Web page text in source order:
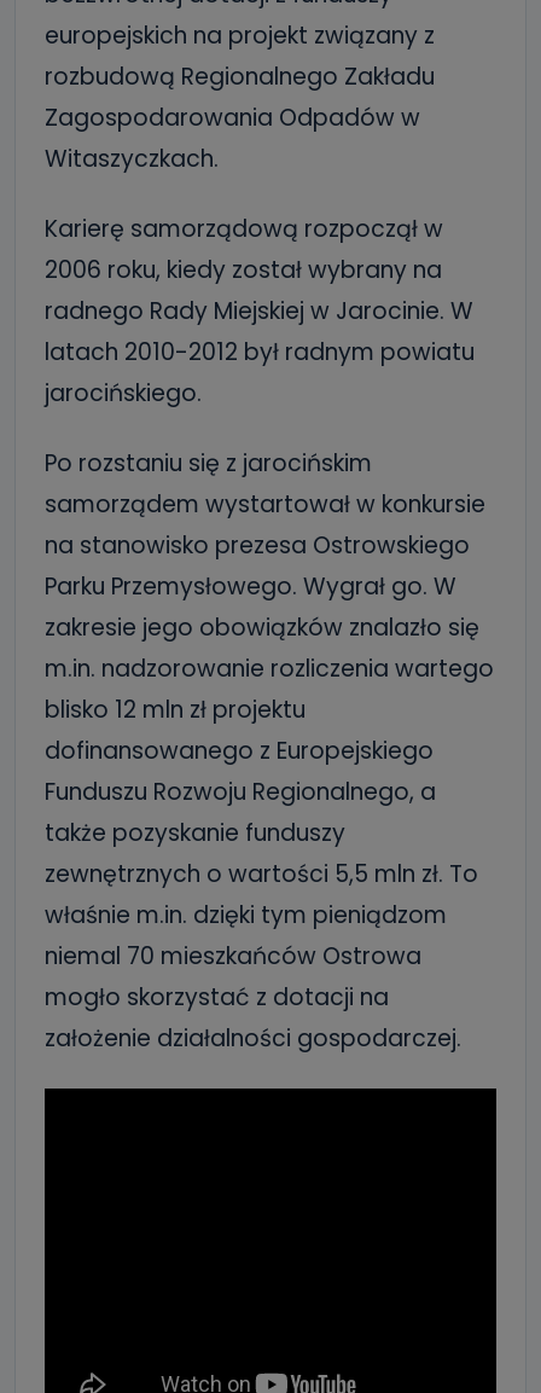
europejskich na projekt związany z
rozbudową Regionalnego Zakładu
Zagospodarowania Odpadów w
Witaszyczkach.
Karierę samorządową rozpoczął w
2006 roku, kiedy został wybrany na
radnego Rady Miejskiej w Jarocinie. W
latach 2010-2012 był radnym powiatu
jarocińskiego.
Po rozstaniu się z jarocińskim
samorządem wystartował w konkursie
na stanowisko prezesa Ostrowskiego
Parku Przemysłowego. Wygrał go. W
zakresie jego obowiązków znalazło się
m.in. nadzorowanie rozliczenia wartego
blisko 12 mln zł projektu
dofinansowanego z Europejskiego
Funduszu Rozwoju Regionalnego, a
także pozyskanie funduszy
zewnętrznych o wartości 5,5 mln zł. To
właśnie m.in. dzięki tym pieniądzom
niemal 70 mieszkańców Ostrowa
mogło skorzystać z dotacji na
założenie działalności gospodarczej.